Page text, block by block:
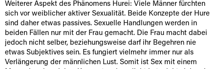
Weiterer Aspekt des Phänomens Hurei: Viele Männer fürchten
sich vor weiblicher aktiver Sexualität. Beide Konzepte der Hure
sind daher etwas passives. Sexuelle Handlungen werden in
beiden Fällen nur mit der Frau gemacht. Die Frau macht dabei
jedoch nicht selber, beziehungsweise darf ihr Begehren nie
etwas Subjektives sein. Es fungiert vielmehr immer nur als
Verlängerung der männlichen Lust. Somit ist Sex mit einem